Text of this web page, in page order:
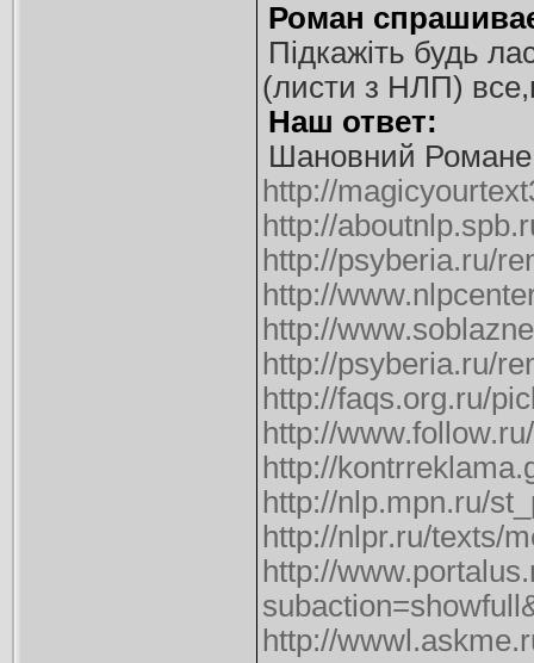
Роман
Підкажіть будь
(листи з НЛП)
Наш ответ:
Шановний
http://
http://
http://psyberia.ru/
http://
http://
http://psyberia.ru/
http://faqs.org.ru/
http://
http://
http://nlp.mpn.ru/
http://nlpr.ru/texts/
http://
http://